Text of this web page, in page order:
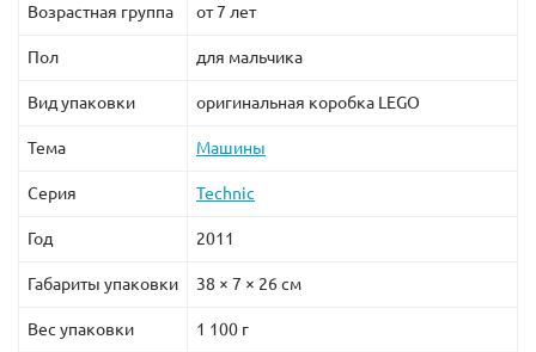
Возрастная группа от 7 лет
Пол для мальчика
Вид упаковки оригинальная коробка LEGO
Тема Машины
Серия Technic
Год 2011
Габариты упаковки 38 × 7 × 26 см
Вес упаковки 1 100 г